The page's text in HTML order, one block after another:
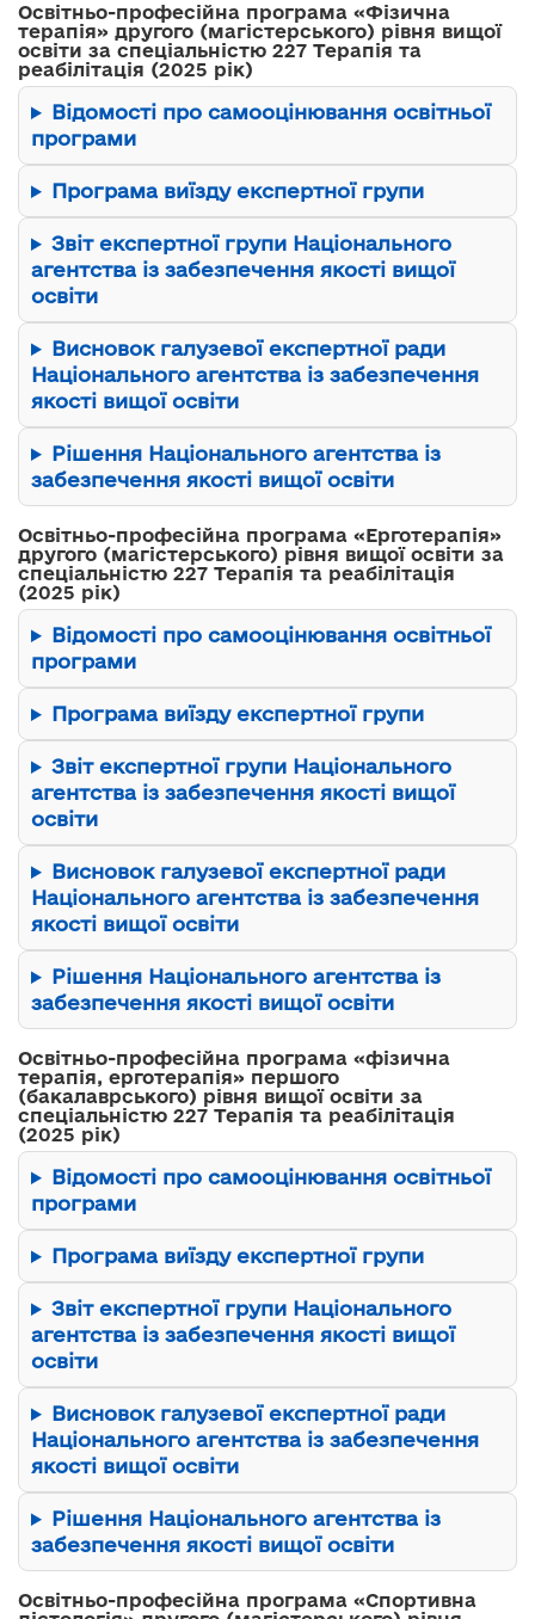
Освітньо-професійна програма «Фізична
терапія» другого (магістерського) рівня вищої
освіти за спеціальністю 227 Терапія та
реабілітація (2025 рік)
Відомості про самооцінювання освітньої
програми
Програма виїзду експертної групи
Звіт експертної групи Національного
агентства із забезпечення якості вищої
освіти
Висновок галузевої експертної ради
Національного агентства із забезпечення
якості вищої освіти
Рішення Національного агентства із
забезпечення якості вищої освіти
Освітньо-професійна програма «Ерготерапія»
другого (магістерського) рівня вищої освіти за
спеціальністю 227 Терапія та реабілітація
(2025 рік)
Відомості про самооцінювання освітньої
програми
Програма виїзду експертної групи
Звіт експертної групи Національного
агентства із забезпечення якості вищої
освіти
Висновок галузевої експертної ради
Національного агентства із забезпечення
якості вищої освіти
Рішення Національного агентства із
забезпечення якості вищої освіти
Освітньо-професійна програма «фізична
терапія, ерготерапія» першого
(бакалаврського) рівня вищої освіти за
спеціальністю 227 Терапія та реабілітація
(2025 рік)
Відомості про самооцінювання освітньої
програми
Програма виїзду експертної групи
Звіт експертної групи Національного
агентства із забезпечення якості вищої
освіти
Висновок галузевої експертної ради
Національного агентства із забезпечення
якості вищої освіти
Рішення Національного агентства із
забезпечення якості вищої освіти
Освітньо-професійна програма «Спортивна